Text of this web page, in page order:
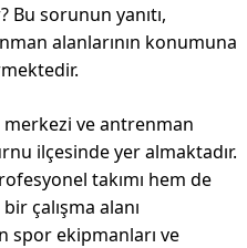
Bu sorunun yanıtı,
alanlarının konumuna
merkezi ve antrenman
ilçesinde yer almaktadır.
takımı hem de
çalışma alanı
spor ekipmanları ve